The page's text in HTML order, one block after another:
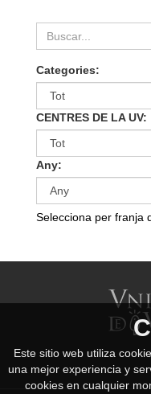
Categories:
CENTRES DE LA UV:
Any:
Selecciona per franja
Este sitio web utiliza
una mejor experiencia y
cookies en cualquier